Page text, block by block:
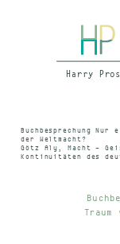
Buchbesprechung Nur
der Weltmacht?
Götz Aly, Macht –
Kontinuitäten des
Traum